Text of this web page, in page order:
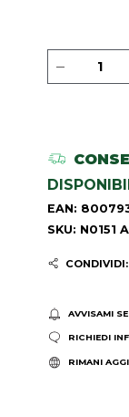
EAN:
SKU: N0151 A
CONDIVIDI:
AVVISAMI
RICHIEDI
RIMANI